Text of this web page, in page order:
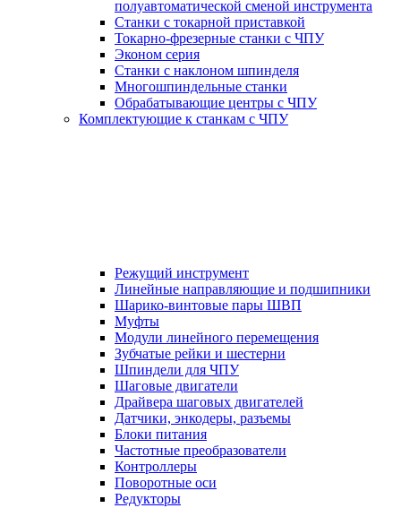
полуавтоматической сменой инструмента
Станки с токарной приставкой
Токарно-фрезерные станки с ЧПУ
Эконом серия
Станки с наклоном шпинделя
Многошпиндельные станки
Обрабатывающие центры с ЧПУ
Комплектующие к станкам с ЧПУ
Режущий инструмент
Линейные направляющие и подшипники
Шарико-винтовые пары ШВП
Муфты
Модули линейного перемещения
Зубчатые рейки и шестерни
Шпиндели для ЧПУ
Шаговые двигатели
Драйвера шаговых двигателей
Датчики, энкодеры, разъемы
Блоки питания
Частотные преобразователи
Контроллеры
Поворотные оси
Редукторы